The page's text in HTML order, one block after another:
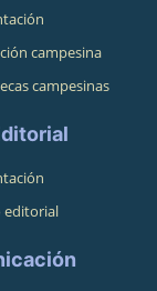
campesina
campesinas
editorial